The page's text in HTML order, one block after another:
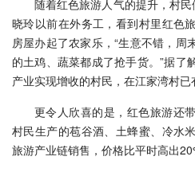
随着红色旅游人气的提升，村
晓玲以前在外务工，看到村里红色
房屋办起了农家乐，“生意不错，周
的土鸡、蔬菜都成了抢手货。”据了
产业实现增收的村民，在江家湾村已
更令人欣喜的是，红色旅游还
村民生产的苞谷酒、土蜂蜜、冷水
旅游产业链销售，价格比平时高出